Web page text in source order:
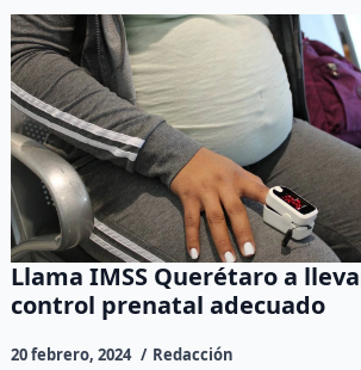
Llama IMSS Querétaro a
control prenatal adecuado
20 febrero, 2024 Redacción